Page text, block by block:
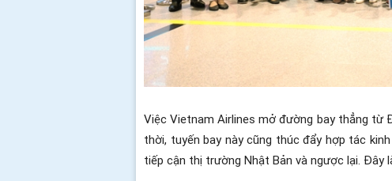
Việc Vietnam Airlines mở đường bay thẳng từ
thời, tuyến bay này cũng thúc đẩy hợp tác
tiếp cận thị trường Nhật Bản và ngược lại. Đây